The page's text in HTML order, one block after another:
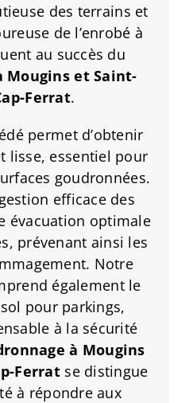
des terrains et
de l’enrobé à
au succès du
Mouginset Saint-
Ferrat.
permet d’obtenir
lisse, essentiel pour
goudronnées.
efficace des
évacuation optimale
prévenant ainsi les
Notre
également le
pour parkings,
à la sécurité
à Mougins
Ferratse distingue
à répondre aux